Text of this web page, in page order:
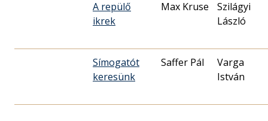
A repülő
ikrek
Max Kruse
Szilágyi
László
Símogatót
keresünk
Saffer Pál
Varga
István